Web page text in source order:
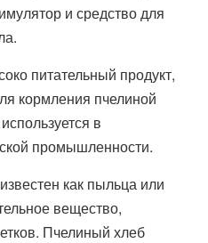
и средство для
питательный продукт,
кормления пчелиной
в
промышленности.
как пыльца или
вещество,
Пчелиный хлеб